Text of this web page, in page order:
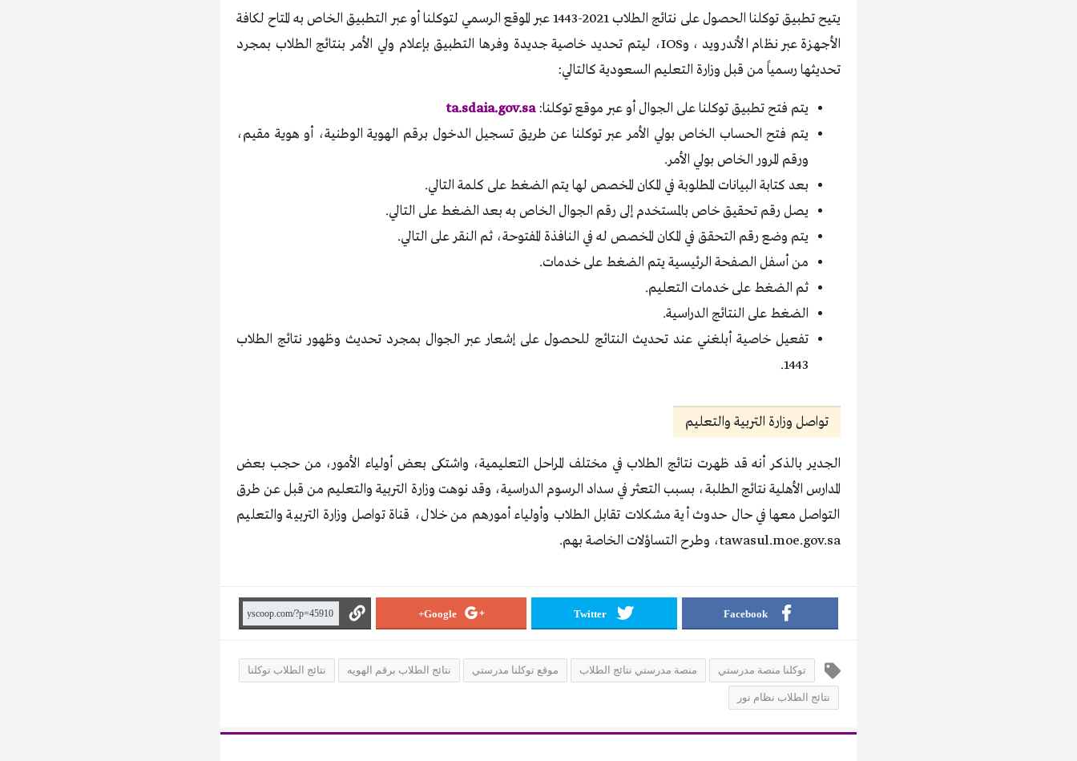
يتيح تطبيق توكلنا الحصول على نتائج الطلاب 2021-1443 عبر الموقع الرسمي لتوكلنا أو عبر التطبيق الخاص به المتاح لكافة
الأجهزة عبر نظام الأندرويد ، وIOS، ليتم تحديد خاصية جديدة وفرها التطبيق بإعلام ولي الأمر بنتائج الطلاب بمجرد
تحديثها رسمياً من قبل وزارة التعليم السعودية كالتالي:
يتم فتح تطبيق توكلنا على الجوال أو عبر موقع توكلنا:ta.sdaia.gov.sa
يتم فتح الحساب الخاص بولي الأمر عبر توكلنا عن طريق تسجيل الدخول برقم الهوية الوطنية، أو هوية مقيم،
ورقم المرور الخاص بولي الأمر.
بعد كتابة البيانات المطلوبة في المكان المخصص لها يتم الضغط على كلمة التالي.
يصل رقم تحقيق خاص بالمستخدم إلى رقم الجوال الخاص به بعد الضغط على التالي.
يتم وضع رقم التحقق في المكان المخصص له في النافذة المفتوحة، ثم النقر على التالي.
من أسفل الصفحة الرئيسية يتم الضغط على خدمات.
ثم الضغط على خدمات التعليم.
الضغط على النتائج الدراسية.
تفعيل خاصية أبلغني عند تحديث النتائج للحصول على إشعار عبر الجوال بمجرد تحديث وظهور نتائج الطلاب
1443.
تواصل وزارة التربية والتعليم
الجدير بالذكر أنه قد ظهرت نتائج الطلاب في مختلف المراحل التعليمية، واشتكى بعض أولياء الأمور، من حجب بعض
المدارس الأهلية نتائج الطلبة، بسبب التعثر في سداد الرسوم الدراسية، وقد نوهت وزارة التربية والتعليم من قبل عن طرق
التواصل معها في حال حدوث أية مشكلات تقابل الطلاب وأولياء أمورهم من خلال، قناة تواصل وزارة التربية والتعليم
tawasul.moe.gov.sa، وطرح التساؤلات الخاصة بهم.
Facebook
Twitter
Google+
توكلنا منصة مدرستي منصة مدرستي نتائج الطلاب موقع توكلنا مدرستي نتائج الطلاب برقم الهويه نتائج الطلاب توكلنا
نتائج الطلاب نظام نور